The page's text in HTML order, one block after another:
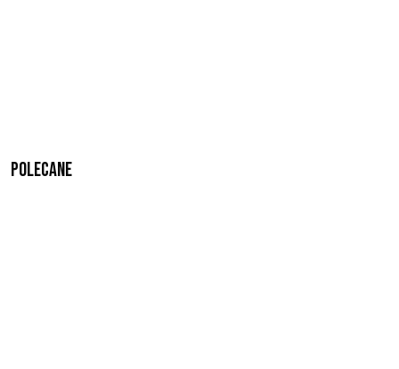
Polecane